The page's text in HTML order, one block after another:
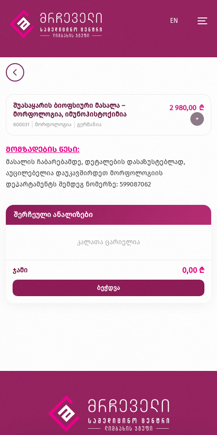
EN
შუასაყარის ბიოფსიური მასალა –
მორფოლოგია, იმუნოჰისტოქიმია
800031 მორფოლოგია გერმანია
2 980,00 ₾
+
მომზადების წესი:
მასალის ჩაბარებამდე, დეტალების დასაზუსტებლად,
აუცილებელია დაუკავშირდეთ მორფოლოგიის
დეპარტამენტს შემდეგ ნომერზე: 599087062
შერჩეული ანალიზები
კალათა ცარიელია
ჯამი 0,00 ₾
ბეჭდვა